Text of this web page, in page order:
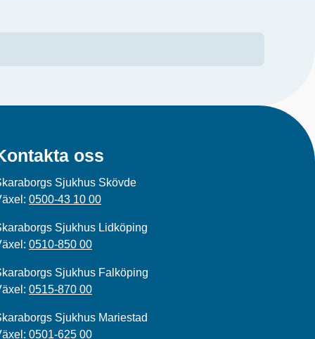
oss
Sjukhus Skövde
0500-43 10 00
Sjukhus Lidköping
0510-850 00
Sjukhus Falköping
0515-870 00
Sjukhus Mariestad
0501-625 00